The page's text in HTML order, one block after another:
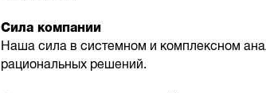
Сила компании
Наша сила в системном и комплексном
рациональных решений.